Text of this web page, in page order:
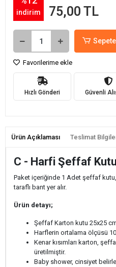
indirim 75,00 TL
Favorilerime ekle
Hızlı Gönderi Güvenli
Ürün Açıklaması Teslimat
C - Harfi Şeffaf
Paket içeriğinde 1 Adet şeffaf kutu,
taraflı bant yer alır.
Ürün detayı;
Şeffaf Karton kutu 25x25
Harflerin ortalama ölçüsü
Kenar kısımları karton,
üretilmiştir.
Baby shower, cinsiyet